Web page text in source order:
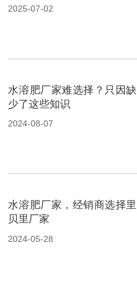
2025-07-02
水溶肥厂家难选择？只因缺
少了这些知识
2024-08-07
水溶肥厂家，经销商选择里
贝里厂家
2024-05-28